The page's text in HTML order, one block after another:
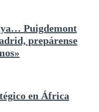
Puigdemont
prepárense
en África